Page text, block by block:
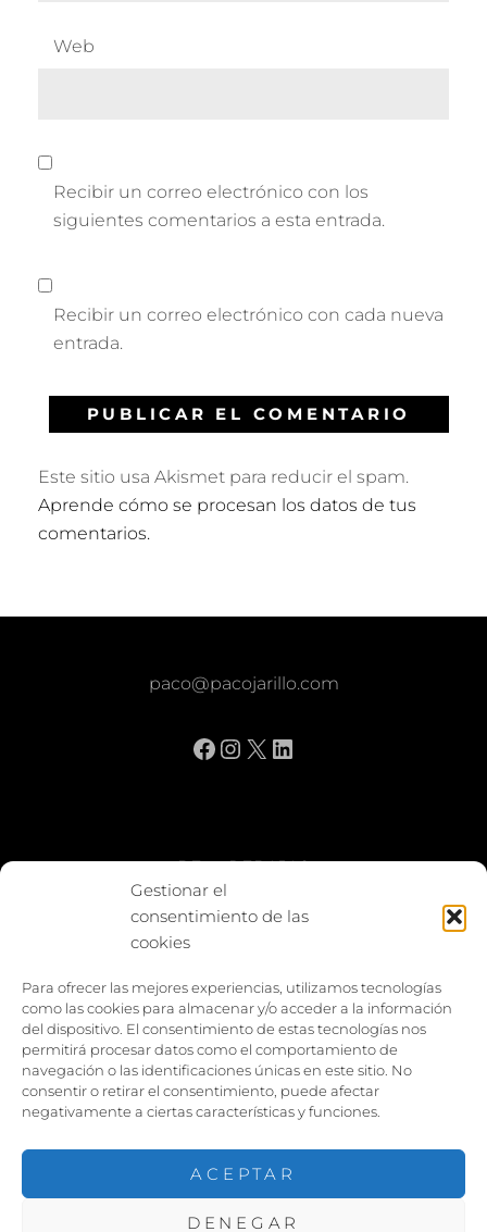
Gestionar el
consentimiento de las
cookies
Para ofrecer las mejores experiencias, utilizamos tecnologías
como las cookies para almacenar y/o acceder a la información
del dispositivo. El consentimiento de estas tecnologías nos
permitirá procesar datos como el comportamiento de
navegación o las identificaciones únicas en este sitio. No
consentir o retirar el consentimiento, puede afectar
negativamente a ciertas características y funciones.
ACEPTAR
DENEGAR
Web
Recibir un correo electrónico con los
siguientes comentarios a esta entrada.
Recibir un correo electrónico con cada nueva
entrada.
Este sitio usa Akismet para reducir el spam.
Aprende cómo se procesan los datos de tus
comentarios.
paco@pacojarillo.com
Facebook
Instagram
X LinkedIn
BE vs REBAJAS
Entes
Capturar y compartir
Vía larga